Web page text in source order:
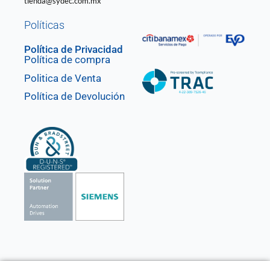
Políticas
Política de Privacidad
Política de compra
Politica de Venta
Política de Devolución